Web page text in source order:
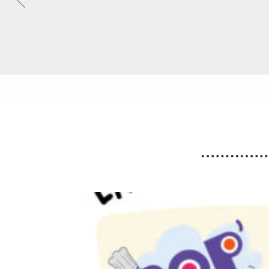
des horaires des déchèteries
horaires exceptionnels d’ouverture des
déchèteries seront appliqués du lundi 10 au
vendredi 14 août 2026 inclus.